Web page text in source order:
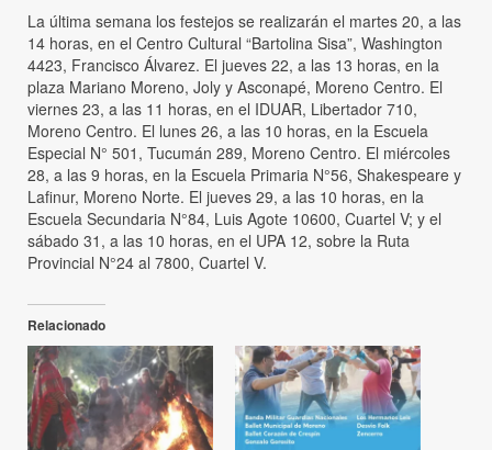
La última semana los festejos se realizarán el martes 20, a las
14 horas, en el Centro Cultural “Bartolina Sisa”, Washington
4423, Francisco Álvarez. El jueves 22, a las 13 horas, en la
plaza Mariano Moreno, Joly y Asconapé, Moreno Centro. El
viernes 23, a las 11 horas, en el IDUAR, Libertador 710,
Moreno Centro. El lunes 26, a las 10 horas, en la Escuela
Especial N° 501, Tucumán 289, Moreno Centro. El miércoles
28, a las 9 horas, en la Escuela Primaria N°56, Shakespeare y
Lafinur, Moreno Norte. El jueves 29, a las 10 horas, en la
Escuela Secundaria N°84, Luis Agote 10600, Cuartel V; y el
sábado 31, a las 10 horas, en el UPA 12, sobre la Ruta
Provincial N°24 al 7800, Cuartel V.
Relacionado